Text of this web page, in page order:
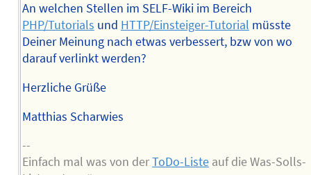
An welchen Stellen im SELF-Wiki im Bereich
PHP/Tutorials und HTTP/Einsteiger-Tutorial müsste
Deiner Meinung nach etwas verbessert, bzw von wo
darauf verlinkt werden?
Herzliche Grüße
Matthias Scharwies
--
Einfach mal was von derToDo-Listeauf die Was-Solls-